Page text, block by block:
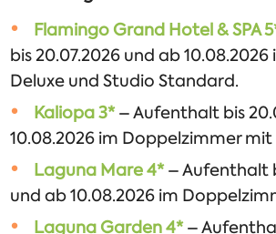
Flamingo Grand Hotel & SPA
bis 20.07.2026 und ab
Deluxe und Studio Standard.
Kaliopa 3*– Aufenthalt bis
10.08.2026 im Doppelzimmer
Laguna Mare 4*– Aufenthalt
und ab 10.08.2026 im
Laguna Garden 4*–